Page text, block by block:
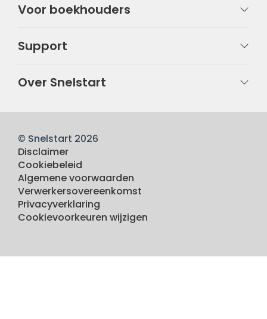
Voor boekhouders
Support
Over Snelstart
© Snelstart 2026
Disclaimer
Cookiebeleid
Algemene voorwaarden
Verwerkersovereenkomst
Privacyverklaring
Cookievoorkeuren wijzigen